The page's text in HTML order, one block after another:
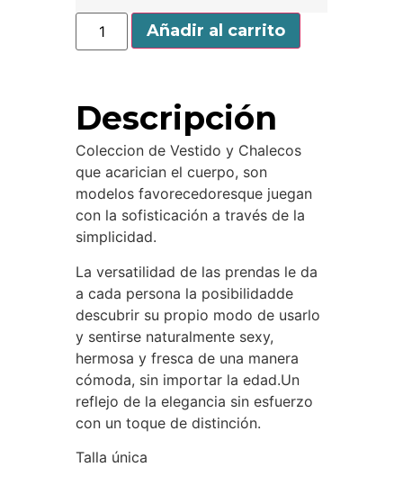
Añadir al carrito
Descripción
Coleccion de Vestido y Chalecos
que acarician el cuerpo, son
modelos favorecedoresque juegan
con la sofisticación a través de la
simplicidad.
La versatilidad de las prendas le da
a cada persona la posibilidadde
descubrir su propio modo de usarlo
y sentirse naturalmente sexy,
hermosa y fresca de una manera
cómoda, sin importar la edad.Un
reflejo de la elegancia sin esfuerzo
con un toque de distinción.
Talla única